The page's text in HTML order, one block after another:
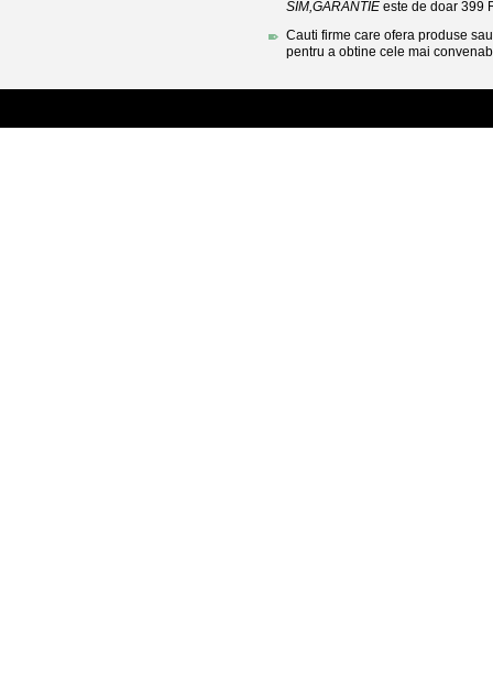
SIM,GARANTIE este de doar 399
Cauti firme care ofera produse
pentru a obtine cele mai